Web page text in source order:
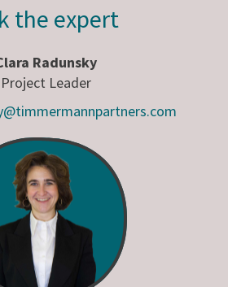
the expert
Radunsky
Project Leader